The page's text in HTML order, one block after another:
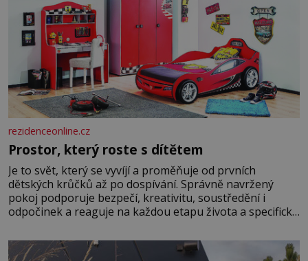
rezidenceonline.cz
Prostor, který roste s dítětem
Je to svět, který se vyvíjí a proměňuje od prvních
dětských krůčků až po dospívání. Správně navržený
pokoj podporuje bezpečí, kreativitu, soustředění i
odpočinek a reaguje na každou etapu života a specifické
měkkost a bezpečí, proto by pokoj miminka měl působit
především klidně a útulně. Předškolní věk je